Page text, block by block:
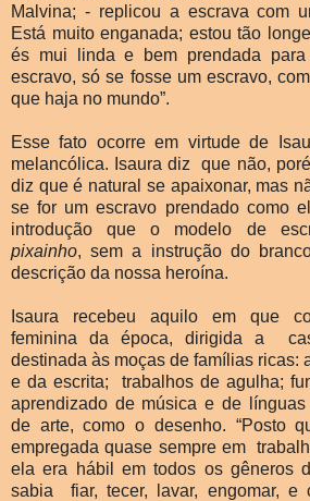
Malvina; - replicou a escrava com
Está muito enganada; estou tão
és mui linda e bem prendada
escravo, só se fosse um escravo,
que haja no mundo”.
Esse fato ocorre em virtude de
melancólica. Isaura diz que não,
diz que é natural se apaixonar, mas
se for um escravo prendado como
introdução que o modelo de
pixainho, sem a instrução do
descrição da nossa heroína.
Isaura recebeu aquilo em que
feminina da época, dirigida a
destinada às moças de famílias ricas:
e da escrita; trabalhos de agulha;
aprendizado de música e de línguas
de arte, como o desenho. “Posto
empregada quase sempre em
ela era hábil em todos os gêneros
sabia fiar, tecer, lavar, engomar, e